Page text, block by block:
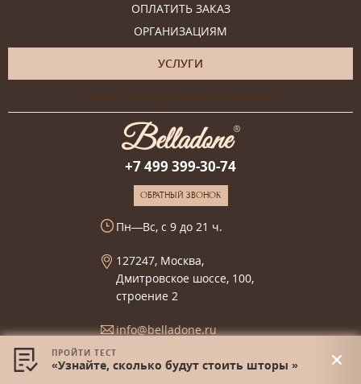
ОПЛАТИТЬ ЗАКАЗ
ОРГАНИЗАЦИЯМ
УСЛУГИ
Онлайн-консультация дизайнера
+7 499 399-30-74
ОБРАТНЫЙ ЗВОНОК
Пн—Вс, с 9 до 21 ч.
127247, Москва,
Дмитровское шоссе, 100,
строение 2
info@belladone.ru
ПРОЙТИ ТЕСТ
«Узнайте, сколько будут стоить шторы »